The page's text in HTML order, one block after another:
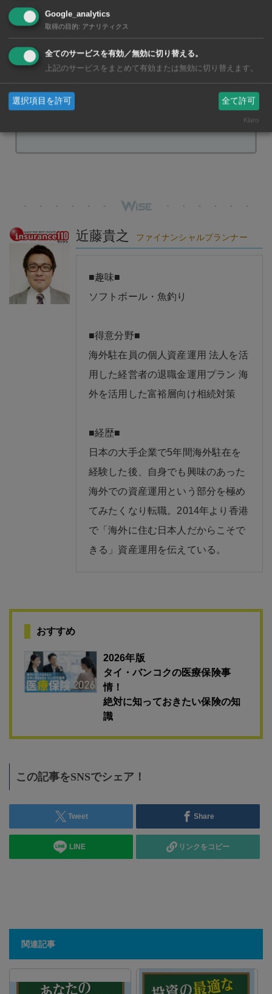
保険は加入したら後は保険会社が運用してくれ
るから、投資初心者の方も始めやすい
思います。海外にもいろんな保険会社があっ
て、商品もいろいろあるので自分に合う保険を
探すことも大事ですね。
近藤貴之 ファイナンシャルプランナー
■趣味■
ソフトボール・魚釣り
■得意分野■
海外駐在員の個人資産運用 法人を活
用した経営者の退職金運用プラン 海
外を活用した富裕層向け相続対策
■経歴■
日本の大手企業で5年間海外駐在を
経験した後、自身でも興味のあった
海外での資産運用という部分を極め
てみたくなり転職。2014年より香港
で「海外に住む日本人だからこそで
きる」資産運用を伝えている。
おすすめ
2026年版
タイ・バンコクの医療保険事
情！
絶対に知っておきたい保険の知
識
この記事をSNSでシェア！
Tweet Share
LINE リンクをコピー
関連記事
Google_analytics
取得の目的: アナリティクス
全てのサービスを有効／無効に切り替える。
上記のサービスをまとめて有効または無効に切り替えます。
選択項目を許可 全て許可
Klaro